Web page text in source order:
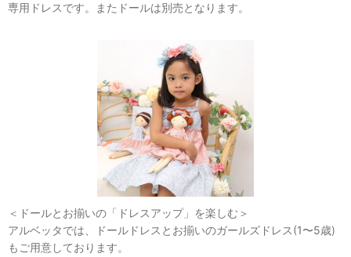
専用ドレスです。またドールは別売となります。
＜ドールとお揃いの「ドレスアップ」を楽しむ＞
アルベッタでは、ドールドレスとお揃いのガールズドレス(1〜5歳)
もご用意しております。